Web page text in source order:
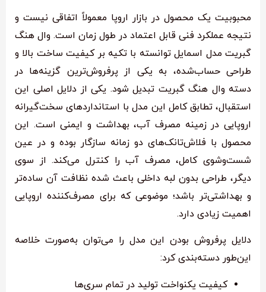
محبوبیت یک محصول در بازار اروپا معمولاً اتفاقی نیست و
نتیجه عملکرد فنی قابل اعتماد در طول زمان است. وال هنگ
گبریت مدل اسمایل توانسته با تکیه بر کیفیت ساخت بالا و
طراحی حساب‌شده، به یکی از پرفروش‌ترین گزینه‌ها در
دسته وال هنگ گبریت تبدیل شود. یکی از دلایل اصلی این
استقبال، تطابق کامل این مدل با استانداردهای سخت‌گیرانه
اروپایی در زمینه مصرف آب، بهداشت و ایمنی است. این
محصول با فلاش‌تانک‌های دو زمانه سازگار بوده و در عین
شست‌وشوی کامل، مصرف آب را کنترل می‌کند. از سوی
دیگر، طراحی بدون لبه داخلی باعث شده نظافت آن ساده‌تر
و بهداشتی‌تر باشد؛ موضوعی که برای مصرف‌کننده اروپایی
اهمیت زیادی دارد.
دلایل پرفروش بودن این مدل را می‌توان به‌صورت خلاصه
این‌طور دسته‌بندی کرد:
کیفیت یکنواخت تولید در تمام سری‌ها